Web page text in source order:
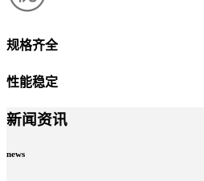
规格齐全
性能稳定
新闻资讯
news